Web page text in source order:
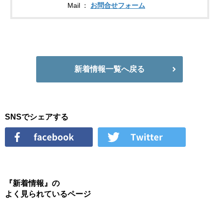
Mail
お問合せフォーム
新着情報一覧へ戻る
SNSでシェアする
『新着情報』の
よく見られているページ